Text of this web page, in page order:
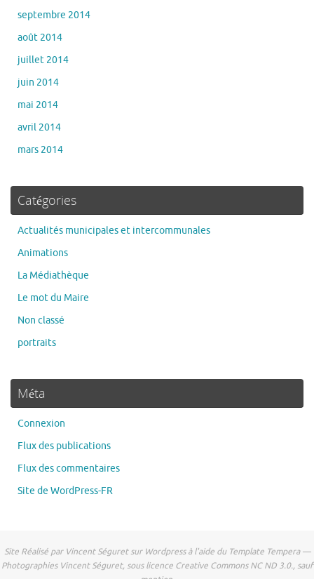
septembre 2014
août 2014
juillet 2014
juin 2014
mai 2014
avril 2014
mars 2014
Catégories
Actualités municipales et intercommunales
Animations
La Médiathèque
Le mot du Maire
Non classé
portraits
Méta
Connexion
Flux des publications
Flux des commentaires
Site de WordPress-FR
Site Réalisé par Vincent Séguret sur Wordpress à l'aide du Template Tempera —
Photographies Vincent Séguret, sous licence Creative Commons NC ND 3.0., sauf